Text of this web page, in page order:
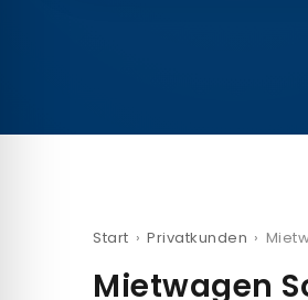
Start › Privatkunden ›
Mietwagen